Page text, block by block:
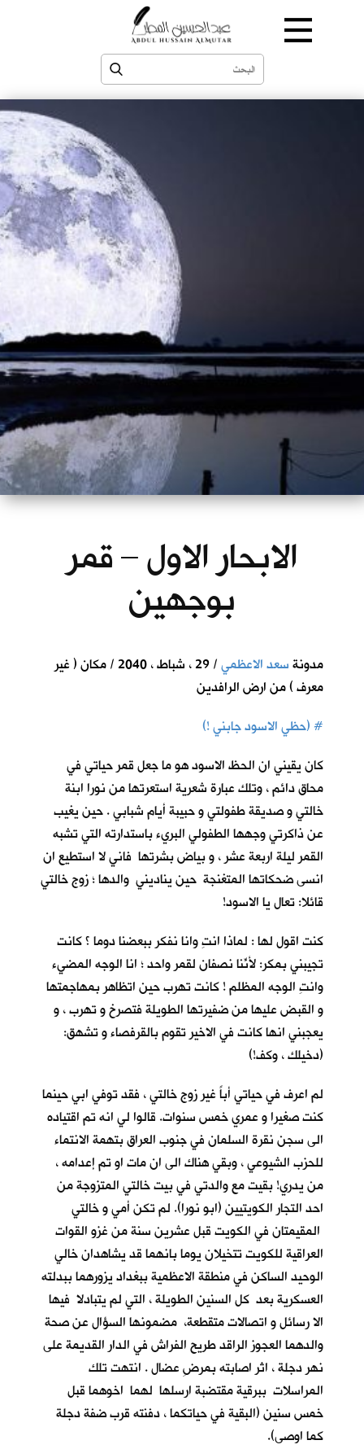
الابحار الاول – قمر
بوجهين
مدونةسعد الاعظمي
/ 29 ، شباط ، 2040 / مكان ( غير
معرف ) من ارض الرافدين
#(حظي الاسود جابني !)
كان يقيني ان الحظ الاسود هو ما جعل قمر حياتي في
محاق دائم ، وتلك عبارة شعرية استعرتها من نورا ابنة
خالتي و صديقة طفولتي و حبيبة أيام شبابي . حين يغيب
عن ذاكرتي وجهها الطفولي البريء باستدارته التي تشبه
القمر ليلة اربعة عشر ، و بياض بشرتها فاني لا استطيع ان
انسى ضحكاتها المتغنجة حين يناديني والدها ؛ زوج خالتي
قائلا: تعال يا الاسود!
كنت اقول لها : لماذا انتِ وانا نفكر ببعضنا دوما ؟ كانت
تجيبني بمكر: لأنّنا نصفانِ لقمر واحد ؛ انا الوجه المضيء
وانتِ الوجه المظلم ! كانت تهرب حين اتظاهر بمهاجمتها
و القبض عليها من ضفيرتها الطويلة فتصرخ و تهرب ، و
يعجبني انها كانت في الاخير تقوم بالقرفصاء و تشهق:
(دخيلك ، وكف!)
لم اعرف في حياتي أباً غير زوج خالتي ، فقد توفي ابي حينما
كنت صغيرا و عمري خمس سنوات. قالوا لي انه تم اقتياده
الى سجن نقرة السلمان في جنوب العراق بتهمة الانتماء
للحزب الشيوعي ، وبقي هناك الى ان مات او تم إعدامه ،
من يدري! بقيت مع والدتي في بيت خالتي المتزوجة من
احد التجار الكويتيين (ابو نورا). لم تكن أمي و خالتي
المقيمتان في الكويت قبل عشرين سنة من غزو القوات
العراقية للكويت تتخيلان يوما بانهما قد يشاهدان خالي
الوحيد الساكن في منطقة الاعظمية ببغداد يزورهما ببدلته
العسكرية بعد كل السنين الطويلة ، التي لم يتبادلا فيها
الا رسائل و اتصالات متقطعة، مضمونها السؤال عن صحة
والدهما العجوز الراقد طريح الفراش في الدار القديمة على
نهر دجلة ، اثر اصابته بمرضِ عضال . انتهت تلك
المراسلات ببرقية مقتضبة ارسلها لهما اخوهما قبل
خمس سنين (البقية في حياتكما ، دفنته قرب ضفة دجلة
كما اوصى).